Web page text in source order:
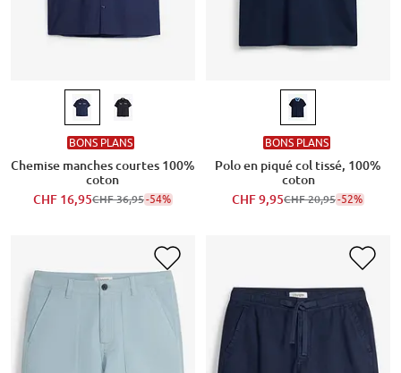
BONS PLANS
Chemise manches courtes 100%
coton
CHF 16,95CHF 36,95-54%
BONS PLANS
Polo en piqué col tissé, 100%
coton
CHF 9,95CHF 20,95-52%